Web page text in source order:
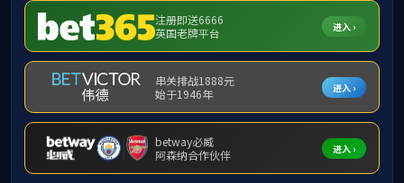
团队建设
博士后流动站
学术型研究生